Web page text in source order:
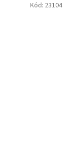
Kód: 23104